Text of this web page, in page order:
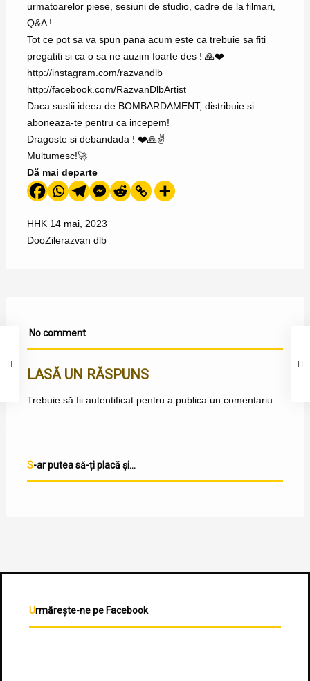
urmatoarelor piese, sesiuni de studio, cadre de la filmari,
Q&A !
Tot ce pot sa va spun pana acum este ca trebuie sa fiti
pregatiti si ca o sa ne auzim foarte des ! 🙏❤️
http://instagram.com/razvandlb
http://facebook.com/RazvanDlbArtist
Daca sustii ideea de BOMBARDAMENT, distribuie si
aboneaza-te pentru ca incepem!
Dragoste si debandada ! ❤️🙏✌️
Multumesc!🚀
Dă mai departe
HHK 14 mai, 2023
DooZilerazvan dlb
No comment
LASĂ UN RĂSPUNS
Trebuie să fii autentificatpentru a publica un comentariu.
S-ar putea să-ți placă și...
Urmărește-ne pe Facebook